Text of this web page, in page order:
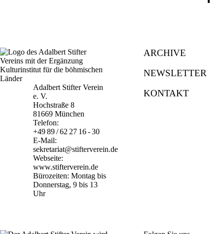
Adalbert Stifter Verein
e. V.
Hochstraße 8
81669 München
Telefon:
+49 89 / 62 27 16 - 30
E-Mail:
sekretariat@stifterverein.de
Webseite:
www.stifterverein.de
Bürozeiten: Montag bis
Donnerstag, 9 bis 13
Uhr
ARCHIVE
NEWSLETTER
KONTAKT